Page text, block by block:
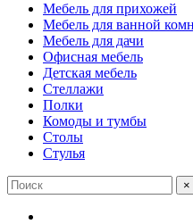
Мебель для прихожей
Мебель для ванной
Мебель для дачи
Офисная мебель
Детская мебель
Стеллажи
Полки
Комоды и тумбы
Столы
Стулья
×